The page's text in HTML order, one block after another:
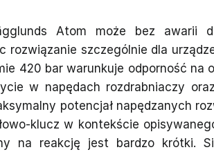
Atom może bez awarii
rozwiązanie szczególnie dla
420 bar warunkuje odporność na
w napędach rozdrabniaczy
potencjał napędzanych
klucz w kontekście
na reakcję jest bardzo krótki.